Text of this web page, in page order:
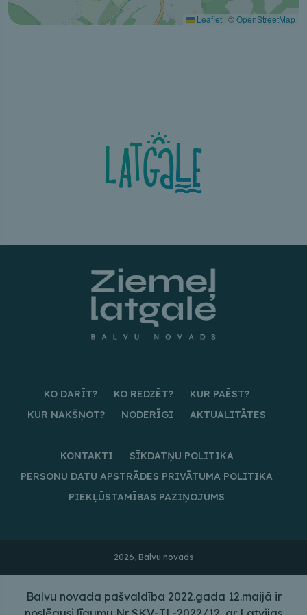
Leaflet | ©OpenStreetMap
KO DARĪT? KO REDZĒT?
KUR PAĒST?
KUR NAKŠŅOT?
NODERĪGI AKTUALITĀTES
KONTAKTI
SĪKDATŅU POLITIKA
PERSONU DATU APSTRĀDES PRIVĀTUMA POLITIKA
PIEKĻŪSTAMĪBAS PAZIŅOJUMS
2026, Balvu novads
Balvu novada pašvaldība 2022.gada 12.maijā ir